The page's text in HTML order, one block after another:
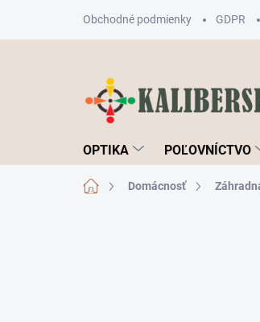
obsah
Obchodné podmienky GDPR
OPTIKA POĽOVNÍCTVO
DomovDomácnosť